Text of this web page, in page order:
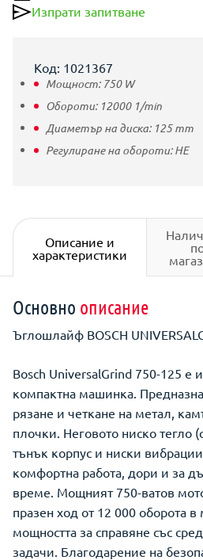
Изпрати запитване
Код: 1021367
Мощност: 750 W
Обороти: 12000 1/min
Диаметър на диска: 125mm
Регулиране на обороти:НЕ
Описание и
характеристики
Основно описание
Ъглошлайф BOSCH
Bosch UniversalGrind 750-125 е
компактна машинка.
рязане и четкане на метал,
плочки. Неговото ниско тегло
тънък корпус и ниски
комфортна работа, дори и за
време. Мощният 750-ватов
празен ход от 12 000 оборота в
мощността за справяне със
задачи. Благодарение на